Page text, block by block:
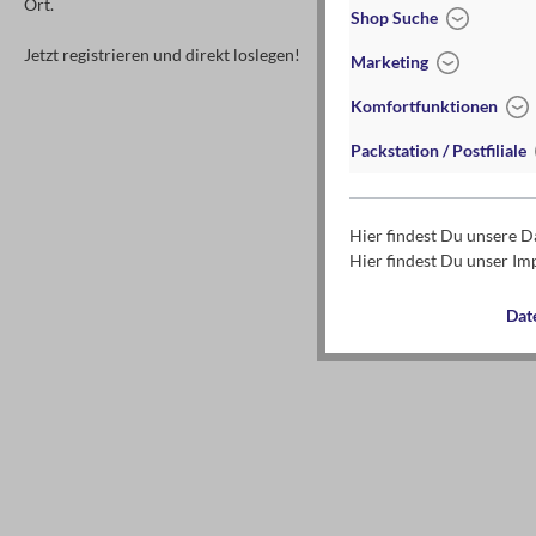
Ort.
Jetzt registrieren und direkt loslegen!
Shop Suche
Marketing
Komfortfunktionen
Packstation / Postfiliale
Hier findest Du unsere
Hier findest Du unser